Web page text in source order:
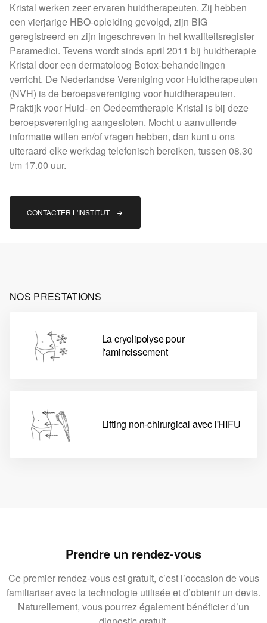
Kristal werken zeer ervaren huidtherapeuten. Zij hebben
een vierjarige HBO-opleiding gevolgd, zijn BIG
geregistreerd en zijn ingeschreven in het kwaliteitsregister
Paramedici. Tevens wordt sinds april 2011 bij huidtherapie
Kristal door een dermatoloog Botox-behandelingen
verricht. De Nederlandse Vereniging voor Huidtherapeuten
(NVH) is de beroepsvereniging voor huidtherapeuten.
Praktijk voor Huid- en Oedeemtherapie Kristal is bij deze
beroepsvereniging aangesloten. Mocht u aanvullende
informatie willen en/of vragen hebben, dan kunt u ons
uiteraard elke werkdag telefonisch bereiken, tussen 08.30
t/m 17.00 uur.
CONTACTER L'INSTITUT
NOS PRESTATIONS
La cryolipolyse pour
l'amincissement
Lifting non-chirurgical avec l'HIFU
Prendre un rendez-vous
Ce premier rendez-vous est gratuit, c’est l’occasion de vous
familiariser avec la technologie utilisée et d’obtenir un devis.
Naturellement, vous pourrez également bénéficier d’un